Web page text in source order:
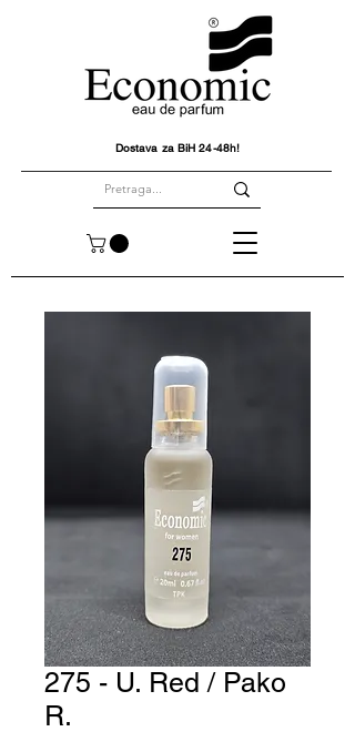
Dostava za BiH 24-48h!
275 - U. Red / Pako
R.